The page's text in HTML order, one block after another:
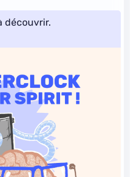
découvrir.